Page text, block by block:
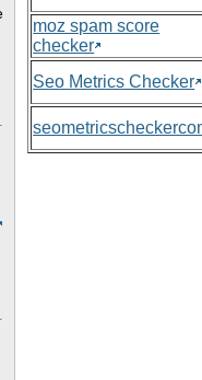
moz spam score
checker
Seo Metrics Checker